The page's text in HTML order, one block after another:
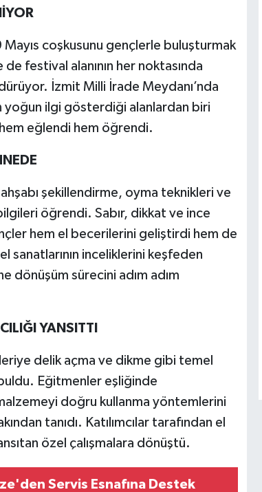
coşkusunu gençlerle buluşturmak
festival alanının her noktasında
İzmit Milli İrade Meydanı’nda
yoğun ilgi gösterdiği alanlardan biri
eğlendi hem öğrendi.
ahşabı şekillendirme, oyma teknikleri ve
öğrendi. Sabır, dikkat ve ince
hem el becerilerini geliştirdi hem de
inceliklerini keşfeden
dönüşüm sürecini adım adım
YANSITTI
delik açma ve dikme gibi temel
Eğitmenler eşliğinde
doğru kullanma yöntemlerini
tanıdı. Katılımcılar tarafından el
özel çalışmalara dönüştü.
Servis Esnafına Destek